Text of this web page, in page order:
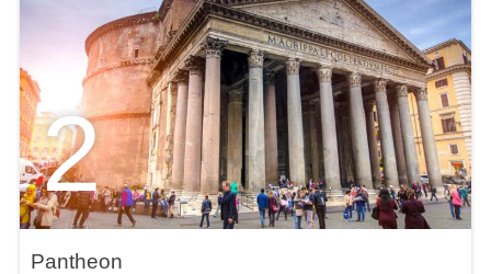
2
Pantheon